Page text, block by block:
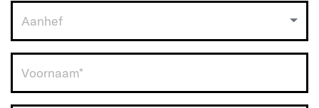
3. De Sunlight-dealer neemt contact met je op
Klik nu en begin aan jouw reis!
Aanhef